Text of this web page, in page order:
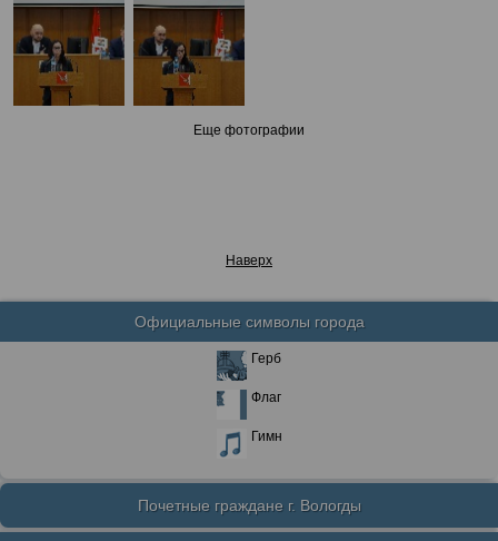
Еще фотографии
Наверх
Официальные символы города
Герб
Флаг
Гимн
Почетные граждане г. Вологды